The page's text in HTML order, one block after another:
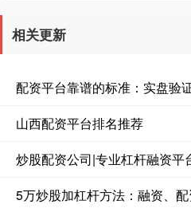
相关更新
配资平台靠谱的标准：实盘验
山西配资平台排名推荐
炒股配资公司|专业杠杆融资平
5万炒股加杠杆方法：融资、